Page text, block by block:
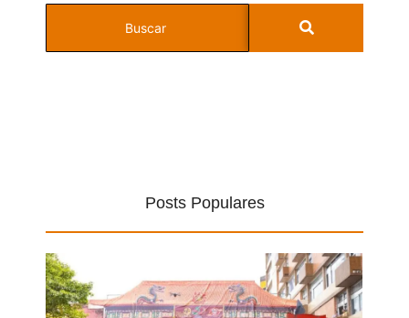
Posts Populares